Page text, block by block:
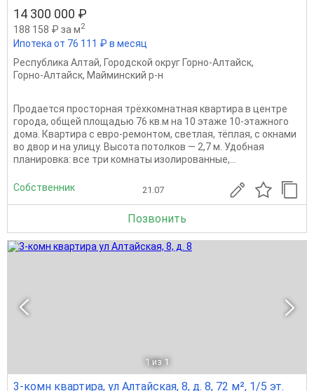
14 300 000 ₽
188 158 ₽ за м2
Ипотека от 76 111 ₽ в месяц
Республика Алтай, Городской округ Горно-Алтайск,
Горно-Алтайск, Майминский р-н
Продается просторная трёхкомнатная квартира в центре
города, общей площадью 76 кв.м на 10 этаже 10-этажного
дома. Квартира с евро-ремонтом, светлая, тёплая, с окнами
во двор и на улицу. Высота потолков — 2,7 м. Удобная
планировка: все три комнаты изолированные,...
Собственник 21.07
Позвонить
1 из 1
3-комн квартира, ул Алтайская, 8, д. 8, 72 м², 1/5 эт.